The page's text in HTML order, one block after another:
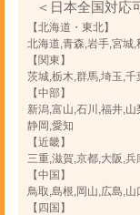
＜日本全国対応
【北海道・東北】
北海道,青森,岩手,宮城,
【関東】
茨城,栃木,群馬,埼玉,千
【中部】
新潟,富山,石川,福井,山
静岡,愛知
【近畿】
三重,滋賀,京都,大阪,兵
【中国】
鳥取,島根,岡山,広島,山
【四国】